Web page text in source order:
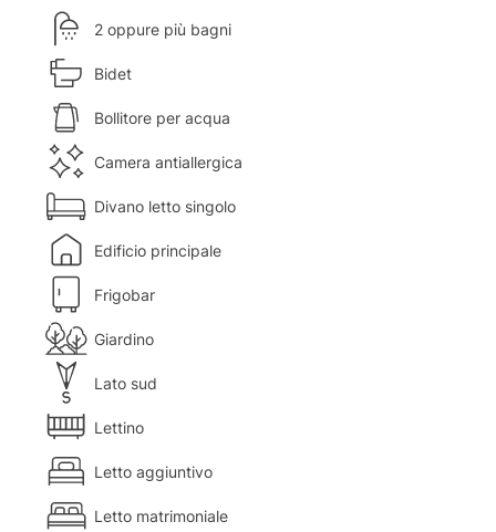
2 oppure più bagni
Bidet
Bollitore per acqua
Camera antiallergica
Divano letto singolo
Edificio principale
Frigobar
Giardino
Lato sud
Lettino
Letto aggiuntivo
Letto matrimoniale